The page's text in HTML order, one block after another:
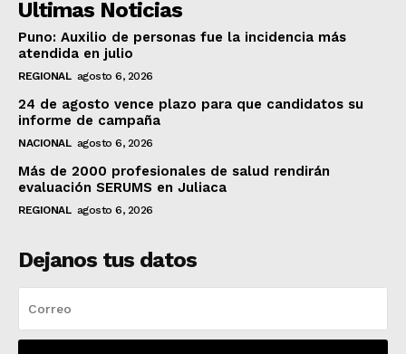
Ultimas Noticias
Puno: Auxilio de personas fue la incidencia más
atendida en julio
REGIONAL agosto 6, 2026
24 de agosto vence plazo para que candidatos su
informe de campaña
NACIONAL agosto 6, 2026
Más de 2000 profesionales de salud rendirán
evaluación SERUMS en Juliaca
REGIONAL agosto 6, 2026
Dejanos tus datos